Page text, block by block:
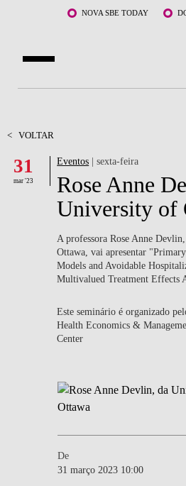
Saltar para o conteúdo principalNOVA SBE TODAY
DOCENTES E INVESTIGAÇÃO
COMUNIDADE
WHAT'S HAPPENING
< VOLTAR
31
mar '23
Eventos | sexta-feira
Rose Anne
University of
A professora Rose Anne
Ottawa, vai apresentar
Models and Avoidable
Multivalued Treatment Effects
Este seminário é organizado
Health Economics &
Center
De
31 março 2023 10:00